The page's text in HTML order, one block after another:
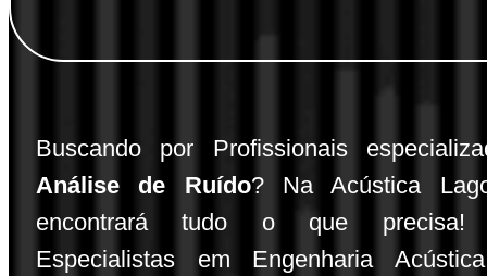
Buscando por Profissionais
Análise de Ruído? Na Acústica
encontrará tudo o que precisa!
Especialistas em Engenharia